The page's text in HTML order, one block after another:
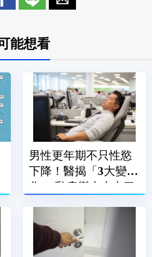
能想看
男性更年期不只性慾
下降！醫揭「3大變
化」 乳房變大也中了